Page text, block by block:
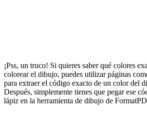
¡Pss, un truco! Si quieres saber qué colores
colorear el dibujo, puedes utilizar páginas
para extraer el código exacto de un color del
Después, simplemente tienes que pegar ese
lápiz en la herramienta de dibujo de